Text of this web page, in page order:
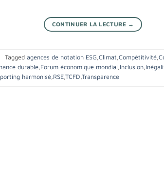
CONTINUER LA LECTURE →
Tagged agences de notation ESG Climat Compétitivité
durable Forum économique mondial Inclusion
harmonisé RSE TCFD Transparence